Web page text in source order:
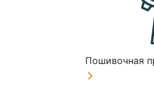
Пошивочная